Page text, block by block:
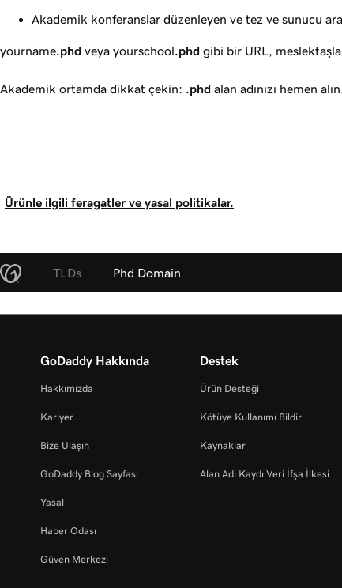
Akademik konferanslar düzenleyen ve tez ve sunucu
yourname.phd veya yourschool.phd gibi bir URL,
Akademik ortamda dikkat çekin: .phd alan adınızı hemen alın.
Ürünle ilgili feragatler ve yasal politikalar.
TLDs Phd Domain
GoDaddy Hakkında
Hakkımızda
Kariyer
Bize Ulaşın
GoDaddy Blog Sayfası
Yasal
Haber Odası
Güven Merkezi
Destek
Ürün Desteği
Kötüye Kullanımı Bildir
Kaynaklar
Alan Adı Kaydı Veri İfşa İlkesi